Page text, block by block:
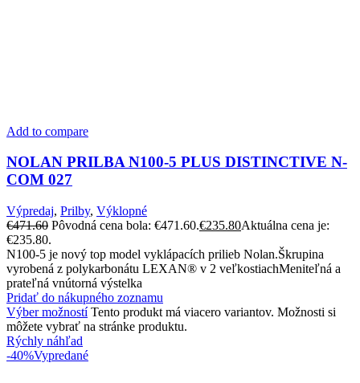
Add to compare
NOLAN PRILBA N100-5 PLUS DISTINCTIVE N-
COM 027
Výpredaj, Prilby, Výklopné
€471.60 Pôvodná cena bola: €471.60.€235.80Aktuálna cena je:
€235.80.
N100-5 je nový top model vyklápacích prilieb Nolan.Škrupina
vyrobená z polykarbonátu LEXAN® v 2 veľkostiachMeniteľná a
prateľná vnútorná výstelka
Pridať do nákupného zoznamu
Výber možností Tento produkt má viacero variantov. Možnosti si
môžete vybrať na stránke produktu.
Rýchly náhľad
-40%Vypredané